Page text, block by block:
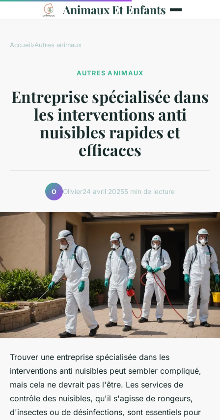
Animaux Et Enfants
Accueil›Autres animaux
AUTRES ANIMAUX
Entreprise spécialisée dans
les interventions anti
nuisibles rapides et
efficaces
O Olivier24 avril 20255 min de lecture
Trouver une entreprise spécialisée dans les
interventions anti nuisibles peut sembler compliqué,
mais cela ne devrait pas l'être. Les services de
contrôle des nuisibles, qu'il s'agisse de rongeurs,
d'insectes ou de désinfections, sont essentiels pour